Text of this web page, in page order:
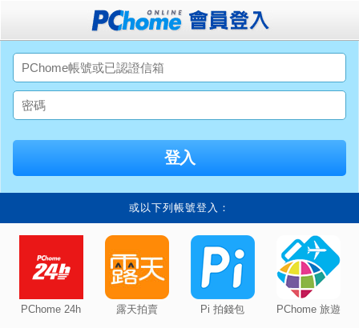
或以下列帳號登入：
PChome 24h 露天拍賣 Pi 拍錢包 PChome 旅遊